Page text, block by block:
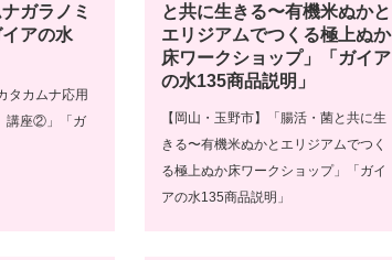
ガラノミ
アの水
タカムナ応用
講座②」「ガ
と共に生きる〜有機米ぬかと
エリジアムでつくる極上ぬか
床ワークショップ」「ガイア
の水135商品説明」
【岡山・玉野市】「腸活・菌と共に生
きる〜有機米ぬかとエリジアムでつく
る極上ぬか床ワークショップ」「ガイ
アの水135商品説明」